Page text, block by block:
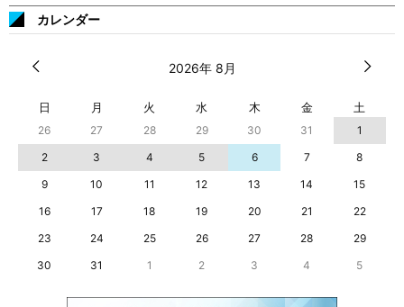
カレンダー
2026年 8月
日 月 火 水 木 金 土
26 27 28 29 30 31
1
2
3 4 5 6 7
8
9
10 11 12 13 14
15
16
17 18 19 20 21
22
23
24 25 26 27 28
29
30
31 1 2 3 4 5